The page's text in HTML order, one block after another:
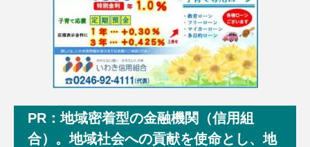
PR：地域密着型の金融機関（信用組
合）。地域社会への貢献を使命とし、地